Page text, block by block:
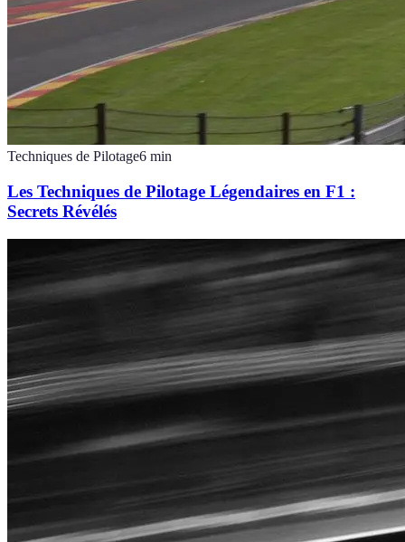
Techniques de Pilotage6 min
Les Techniques de Pilotage Légendaires en F1 :
Secrets Révélés